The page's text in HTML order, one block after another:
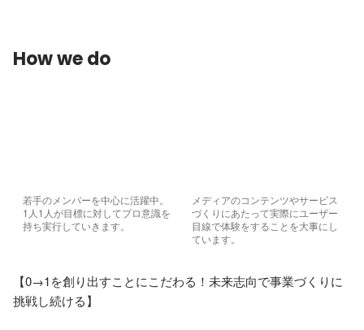
How we do
若手のメンバーを中心に活躍中。
1人1人が目標に対してプロ意識を
持ち実行していきます。
メディアのコンテンツやサービス
づくりにあたって実際にユーザー
目線で体験をすることを大事にし
ています。
【0→1を創り出すことにこだわる！未来志向で事業づくりに
挑戦し続ける】